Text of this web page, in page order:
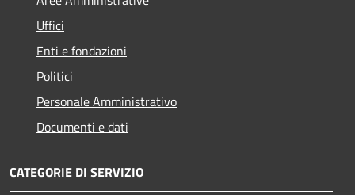
Uffici
Enti e fondazioni
Politici
Personale Amministrativo
Documenti e dati
CATEGORIE DI SERVIZIO